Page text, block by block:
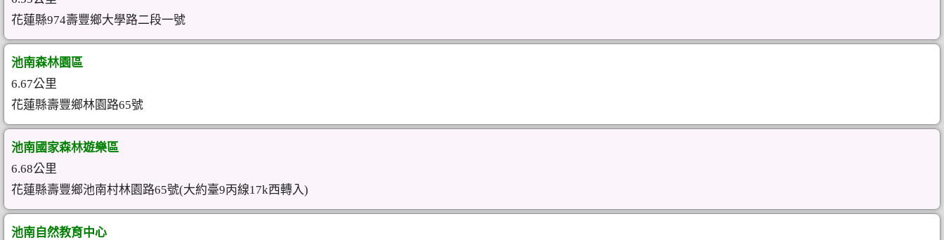
花蓮縣974壽豐鄉大學路二段一號
池南森林園區
6.67公里
花蓮縣壽豐鄉林園路65號
池南國家森林遊樂區
6.68公里
花蓮縣壽豐鄉池南村林園路65號(大約臺9丙線17k西轉入)
池南自然教育中心